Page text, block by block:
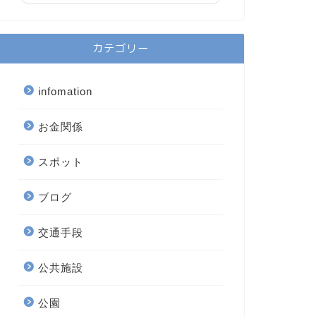
カテゴリー
infomation
お金関係
スポット
ブログ
交通手段
公共施設
公園